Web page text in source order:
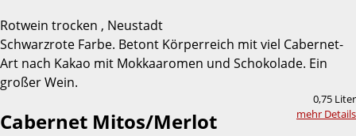
Rotwein trocken , Neustadt
Schwarzrote Farbe. Betont Körperreich mit viel Cabernet-
Art nach Kakao mit Mokkaaromen und Schokolade. Ein
großer Wein.
0,75 Liter
mehr Details
Cabernet Mitos/Merlot